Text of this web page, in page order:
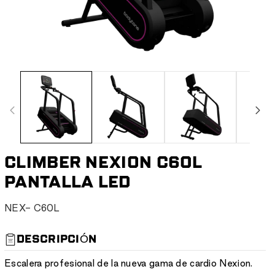
CLIMBER NEXION C60L
PANTALLA LED
S
U
:
NEX- C60L
DESCRIPCIÓN
Escalera profesional de la nueva gama de cardio Nexion.